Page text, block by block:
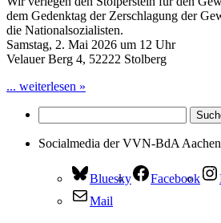
dem Gedenktag der Zerschlagung der
die Nationalsozialisten.
Samstag, 2. Mai 2026 um 12 Uhr
Velauer Berg 4, 52222 Stolberg
... weiterlesen »
Socialmedia der VVN-BdA Aachen
Bluesky Facebook
Mail